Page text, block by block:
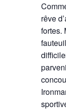
rêve
fortes.